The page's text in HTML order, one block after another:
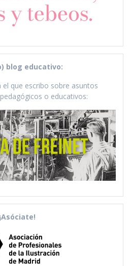
blog educativo:
que escribo sobre asuntos
o educativos:
¡Asóciate!